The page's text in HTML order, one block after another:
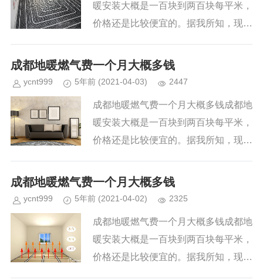
暖安装大概是一百块到两百块每平米，
价格还是比较便宜的。据我所知，现在
出现了很多地暖的品牌，质量...
成都地暖燃气费一个月大概多钱
ycnt999 5年前 (2021-04-03) 2447
成都地暖燃气费一个月大概多钱成都地
暖安装大概是一百块到两百块每平米，
价格还是比较便宜的。据我所知，现在
出现了很多地暖的品牌，质量...
成都地暖燃气费一个月大概多钱
ycnt999 5年前 (2021-04-02) 2325
成都地暖燃气费一个月大概多钱成都地
暖安装大概是一百块到两百块每平米，
价格还是比较便宜的。据我所知，现在